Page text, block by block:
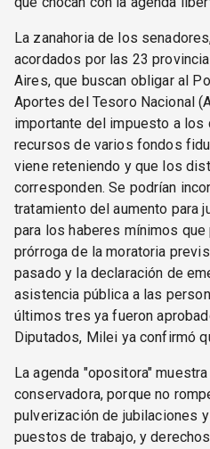
La zanahoria de los
acordados por las 23
Aires, que buscan obligar al
Aportes del Tesoro Nacional
importante del impuesto a
recursos de varios fondos
viene reteniendo y que los
corresponden. Se podrían
tratamiento del aumento para
para los haberes mínimos
prórroga de la moratoria
pasado y la declaración de
asistencia pública a las
últimos tres ya fueron
Diputados, Milei ya confirmó
La agenda "opositora"
conservadora, porque no
pulverización de jubilaciones
puestos de trabajo, y